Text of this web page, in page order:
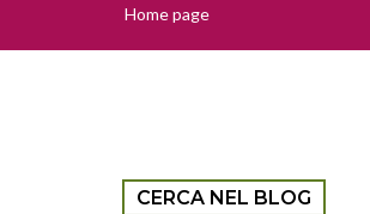
Home page
CERCA NEL BLOG